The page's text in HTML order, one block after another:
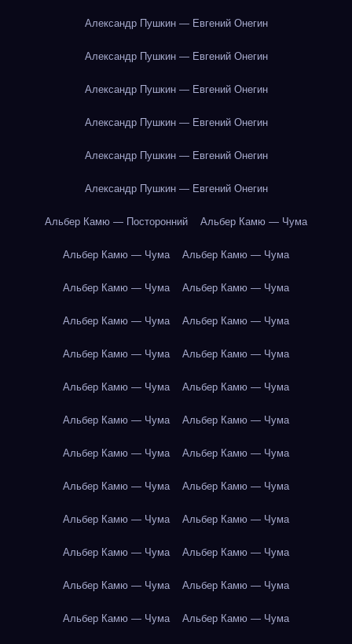
Александр Пушкин — Евгений Онегин
Александр Пушкин — Евгений Онегин
Александр Пушкин — Евгений Онегин
Александр Пушкин — Евгений Онегин
Александр Пушкин — Евгений Онегин
Александр Пушкин — Евгений Онегин
Альбер Камю — Посторонний Альбер Камю — Чума
Альбер Камю — Чума Альбер Камю — Чума
Альбер Камю — Чума Альбер Камю — Чума
Альбер Камю — Чума Альбер Камю — Чума
Альбер Камю — Чума Альбер Камю — Чума
Альбер Камю — Чума Альбер Камю — Чума
Альбер Камю — Чума Альбер Камю — Чума
Альбер Камю — Чума Альбер Камю — Чума
Альбер Камю — Чума Альбер Камю — Чума
Альбер Камю — Чума Альбер Камю — Чума
Альбер Камю — Чума Альбер Камю — Чума
Альбер Камю — Чума Альбер Камю — Чума
Альбер Камю — Чума Альбер Камю — Чума